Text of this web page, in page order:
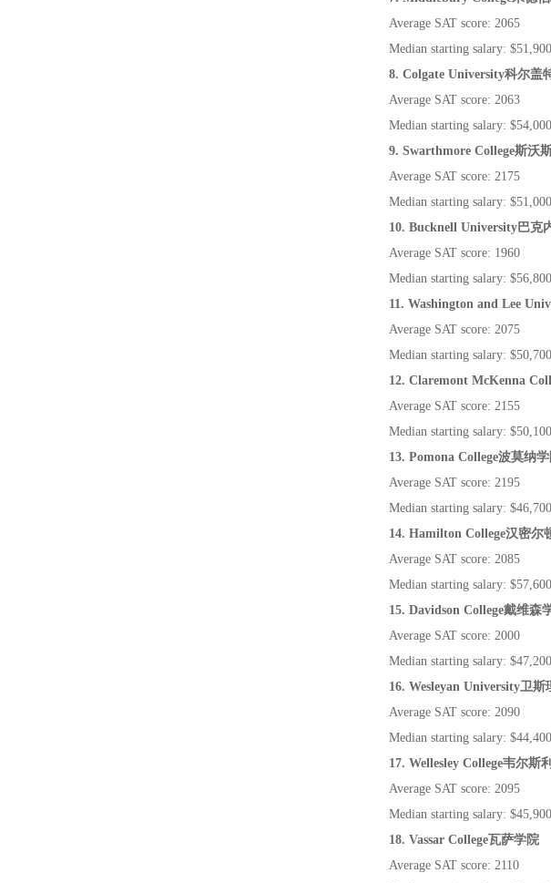
Average SAT score: 2065
Median starting salary: $51,900
8. Colgate University科尔盖
Average SAT score: 2063
Median starting salary: $54,000
9. Swarthmore College斯沃
Average SAT score: 2175
Median starting salary: $51,000
10. Bucknell University 巴克
Average SAT score: 1960
Median starting salary: $56,800
11. Washington and Lee
Average SAT score: 2075
Median starting salary: $50,700
12. Claremont McKenna
Average SAT score: 2155
Median starting salary: $50,100
13. Pomona College波莫纳
Average SAT score: 2195
Median starting salary: $46,700
14. Hamilton College汉密尔
Average SAT score: 2085
Median starting salary: $57,600
15. Davidson College戴维森
Average SAT score: 2000
Median starting salary: $47,200
16. Wesleyan University卫斯
Average SAT score: 2090
Median starting salary: $44,400
17. Wellesley College韦尔斯
Average SAT score: 2095
Median starting salary: $45,900
18. Vassar College瓦萨学院
Average SAT score: 2110